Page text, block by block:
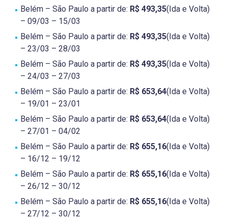
Belém – São Paulo a partir de: R$ 493,35(Ida e Volta)
– 09/03 – 15/03
Belém – São Paulo a partir de: R$ 493,35(Ida e Volta)
– 23/03 – 28/03
Belém – São Paulo a partir de: R$ 493,35(Ida e Volta)
– 24/03 – 27/03
Belém – São Paulo a partir de: R$ 653,64(Ida e Volta)
– 19/01 – 23/01
Belém – São Paulo a partir de: R$ 653,64(Ida e Volta)
– 27/01 – 04/02
Belém – São Paulo a partir de: R$ 655,16(Ida e Volta)
– 16/12 – 19/12
Belém – São Paulo a partir de: R$ 655,16(Ida e Volta)
– 26/12 – 30/12
Belém – São Paulo a partir de: R$ 655,16(Ida e Volta)
– 27/12 – 30/12